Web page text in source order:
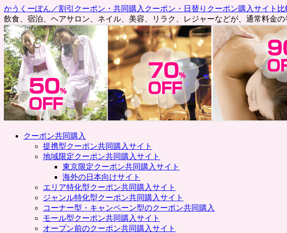
かうくーぽん／割引クーポン・共同購入クーポン・日替りクーポン購入サイト比
飲食、宿泊、ヘアサロン、ネイル、美容、リラク、レジャーなどが、通常料金
クーポン共同購入
提携型クーポン共同購入サイト
地域限定クーポン共同購入サイト
東京限定クーポン共同購入サイト
海外の日本向けサイト
エリア特化型クーポン共同購入サイト
ジャンル特化型クーポン共同購入サイト
コーナー型・キャンペーン型のクーポン共同購入
モール型クーポン共同購入サイト
オープン前のクーポン共同購入サイト